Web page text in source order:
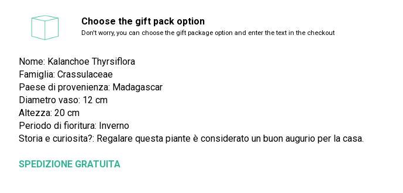
Choose the gift pack option
Don't worry, you can choose the gift package option and enter the text in the checkout
Nome: Kalanchoe Thyrsiflora
Famiglia: Crassulaceae
Paese di provenienza: Madagascar
Diametro vaso: 12 cm
Altezza: 20 cm
Periodo di fioritura: Inverno
Storia e curiosita?: Regalare questa piante è considerato un buon augurio per la casa.
SPEDIZIONE GRATUITA